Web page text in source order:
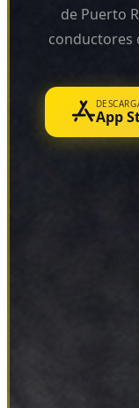
de Puerto
conductores
App